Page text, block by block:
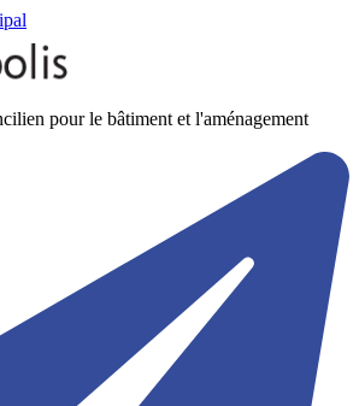
pour le bâtiment et l'aménagement